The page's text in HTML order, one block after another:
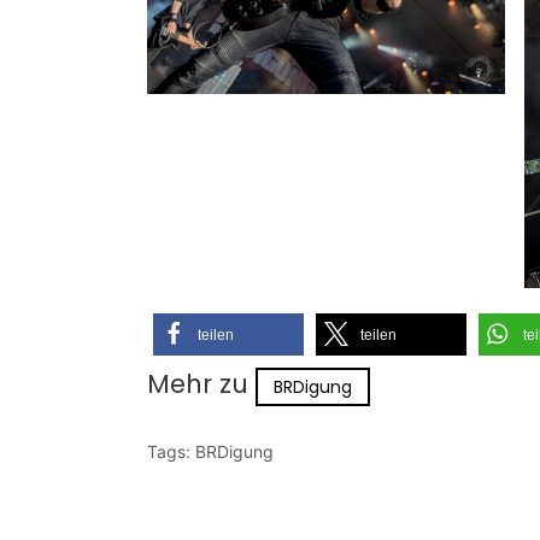
teilen teilen
Mehr zu BRDigung
Tags: BRDigung